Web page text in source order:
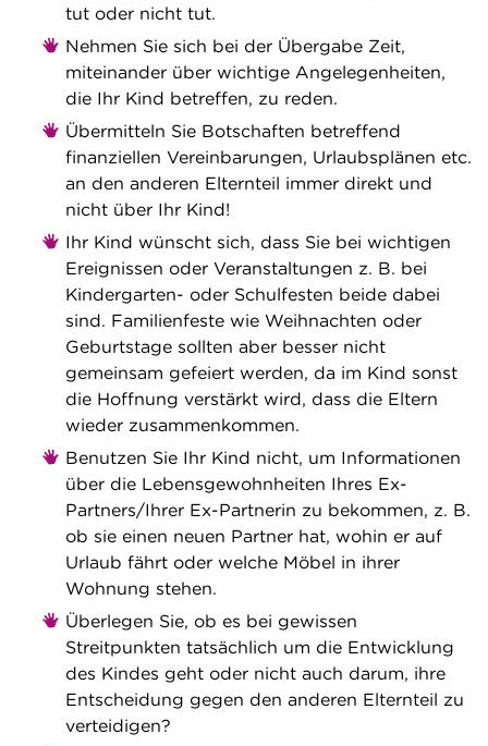
tut oder nicht tut.
Nehmen Sie sich bei der Übergabe Zeit,
miteinander über wichtige Angelegenheiten,
die Ihr Kind betreffen, zu reden.
Übermitteln Sie Botschaften betreffend
finanziellen Vereinbarungen, Urlaubsplänen etc.
an den anderen Elternteil immer direkt und
nicht über Ihr Kind!
Ihr Kind wünscht sich, dass Sie bei wichtigen
Ereignissen oder Veranstaltungen z. B. bei
Kindergarten- oder Schulfesten beide dabei
sind. Familienfeste wie Weihnachten oder
Geburtstage sollten aber besser nicht
gemeinsam gefeiert werden, da im Kind sonst
die Hoffnung verstärkt wird, dass die Eltern
wieder zusammenkommen.
Benutzen Sie Ihr Kind nicht, um Informationen
über die Lebensgewohnheiten Ihres Ex-
Partners/Ihrer Ex-Partnerin zu bekommen, z. B.
ob sie einen neuen Partner hat, wohin er auf
Urlaub fährt oder welche Möbel in ihrer
Wohnung stehen.
Überlegen Sie, ob es bei gewissen
Streitpunkten tatsächlich um die Entwicklung
des Kindes geht oder nicht auch darum, ihre
Entscheidung gegen den anderen Elternteil zu
verteidigen?